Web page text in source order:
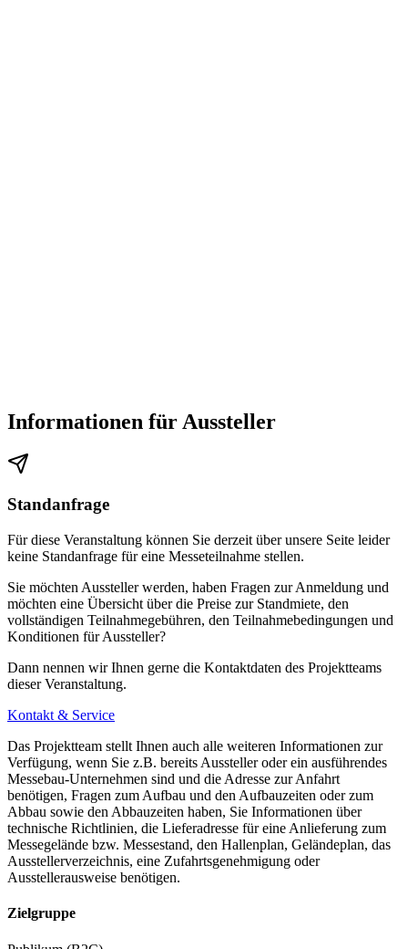
Informationen für Aussteller
Standanfrage
Für diese Veranstaltung können Sie derzeit über unsere Seite leider
keine Standanfrage für eine Messeteilnahme stellen.
Sie möchten Aussteller werden, haben Fragen zur Anmeldung und
möchten eine Übersicht über die Preise zur Standmiete, den
vollständigen Teilnahmegebühren, den Teilnahmebedingungen und
Konditionen für Aussteller?
Dann nennen wir Ihnen gerne die Kontaktdaten des Projektteams
dieser Veranstaltung.
Kontakt & Service
Das Projektteam stellt Ihnen auch alle weiteren Informationen zur
Verfügung, wenn Sie z.B. bereits Aussteller oder ein ausführendes
Messebau-Unternehmen sind und die Adresse zur Anfahrt
benötigen, Fragen zum Aufbau und den Aufbauzeiten oder zum
Abbau sowie den Abbauzeiten haben, Sie Informationen über
technische Richtlinien, die Lieferadresse für eine Anlieferung zum
Messegelände bzw. Messestand, den Hallenplan, Geländeplan, das
Ausstellerverzeichnis, eine Zufahrtsgenehmigung oder
Ausstellerausweise benötigen.
Zielgruppe